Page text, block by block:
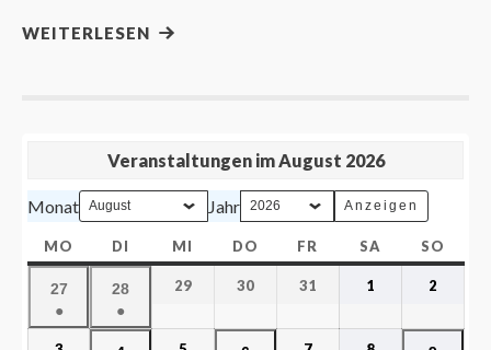
WEITERLESEN
Veranstaltungen im August 2026
Monat Jahr
MO DI MI DO FR SA SO
27
●
28
●
29 30 31 1 2